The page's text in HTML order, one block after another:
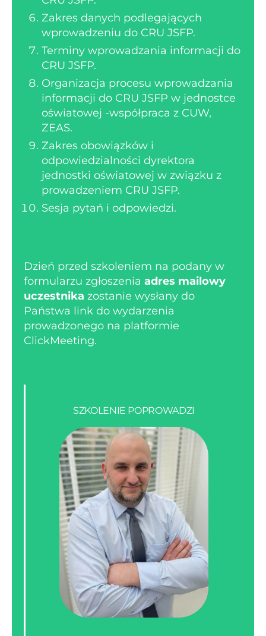
Zakres danych podlegających
wprowadzeniu do CRU JSFP.
Terminy wprowadzania informacji do
CRU JSFP.
Organizacja procesu wprowadzania
informacji do CRU JSFP w jednostce
oświatowej -współpraca z CUW,
ZEAS.
Zakres obowiązków i
odpowiedzialności dyrektora
jednostki oświatowej w związku z
prowadzeniem CRU JSFP.
Sesja pytań i odpowiedzi.
Dzień przed szkoleniem na podany w
formularzu zgłoszenia adres mailowy
uczestnika zostanie wysłany do
Państwa link do wydarzenia
prowadzonego na platformie
ClickMeeting.
SZKOLENIE POPROWADZI